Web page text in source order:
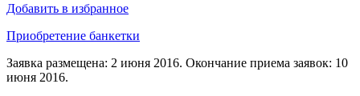
Добавить в избранное
Приобретение банкетки
Заявка размещена: 2 июня 2016. Окончание приема заявок: 10
июня 2016.